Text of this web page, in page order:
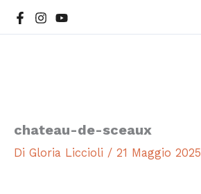
chateau-de-sceaux
Di Gloria Liccioli / 21 Maggio 2025